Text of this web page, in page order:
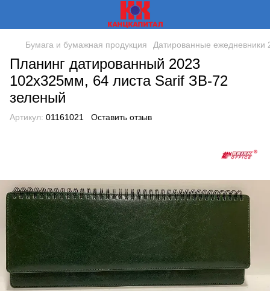
Бумага и бумажная продукция Датированные ежедневники
Планинг датированный 2023
102х325мм, 64 листа Sarif ЗВ-72
зеленый
Артикул: 01161021 Оставить отзыв